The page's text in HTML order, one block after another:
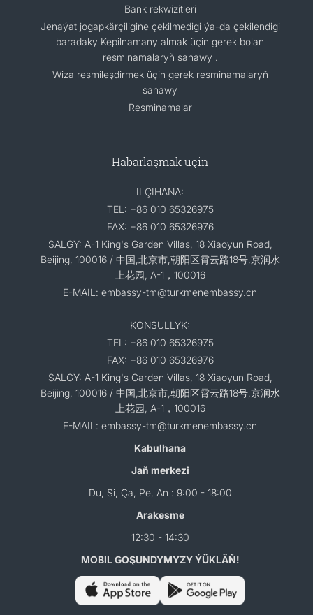
Bank rekwizitleri
Jenaýat jogapkärçiligine çekilmedigi ýa-da çekilendigi
baradaky Kepilnamany almak üçin gerek bolan
resminamalaryň sanawy .
Wiza resmileşdirmek üçin gerek resminamalaryň
sanawy
Resminamalar
Habarlaşmak üçin
ILÇIHANA:
TEL: +86 010 65326975
FAX: +86 010 65326976
SALGY: A-1 King's Garden Villas, 18 Xiaoyun Road,
Beijing, 100016 / 中国,北京市,朝阳区霄云路18号,京润水
上花园, A-1，100016
E-MAIL: embassy-tm@turkmenembassy.cn
KONSULLYK:
TEL: +86 010 65326975
FAX: +86 010 65326976
SALGY: A-1 King's Garden Villas, 18 Xiaoyun Road,
Beijing, 100016 / 中国,北京市,朝阳区霄云路18号,京润水
上花园, A-1，100016
E-MAIL: embassy-tm@turkmenembassy.cn
Kabulhana
Jaň merkezi
Du, Si, Ça, Pe, An : 9:00 - 18:00
Arakesme
12:30 - 14:30
MOBIL GOŞUNDYMYZY ÝÜKLÄŇ!